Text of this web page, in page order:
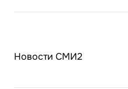
Новости СМИ2